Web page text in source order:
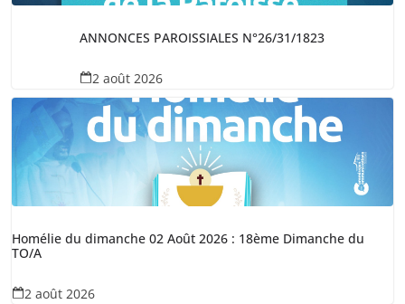
ANNONCES PAROISSIALES N°26/31/1823
2 août 2026
Homélie du dimanche 02 Août 2026 : 18ème Dimanche du
TO/A
2 août 2026